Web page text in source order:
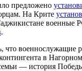
предложено
На Крите
военные
.
что военнослужащие
в
— история